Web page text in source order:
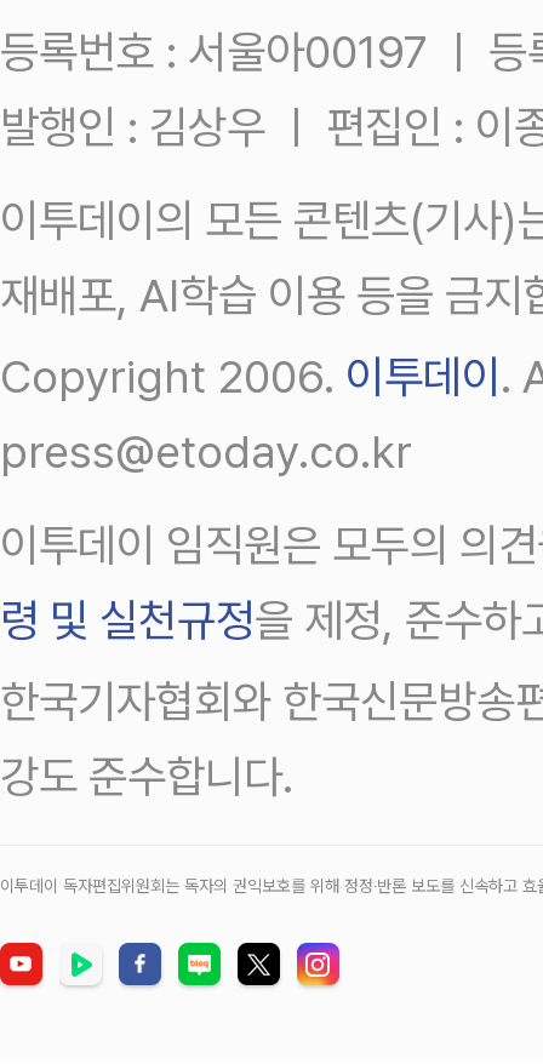
등록번호 : 서울아00197 ㅣ
발행인 : 김상우 ㅣ 편집인 : 이
이투데이의 모든 콘텐츠(기사)
재배포, AI학습 이용 등을 금지
Copyright 2006. 이투데이 .
press@etoday.co.kr
이투데이 임직원은 모두의 의
령 및 실천규정을 제정, 준수하
한국기자협회와 한국신문방송
강도 준수합니다.
이투데이 독자편집위원회는 독자의 권익보호를 위해 정정‧반론 보도를 신속하고